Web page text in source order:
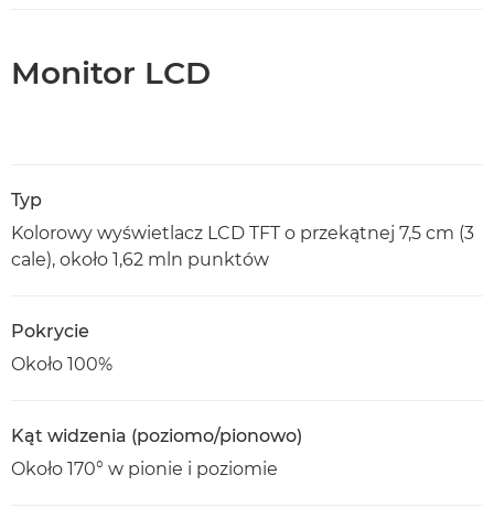
Monitor LCD
Typ
Kolorowy wyświetlacz LCD TFT o przekątnej 7,5 cm (3
cale), około 1,62 mln punktów
Pokrycie
Około 100%
Kąt widzenia (poziomo/pionowo)
Około 170° w pionie i poziomie